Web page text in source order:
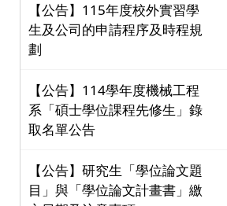
【公告】115年度校外實習學
生及公司的申請程序及時程規
劃
【公告】114學年度機械工程
系「碩士學位課程先修生」錄
取名單公告
【公告】研究生「學位論文題
目」與「學位論文計畫書」繳